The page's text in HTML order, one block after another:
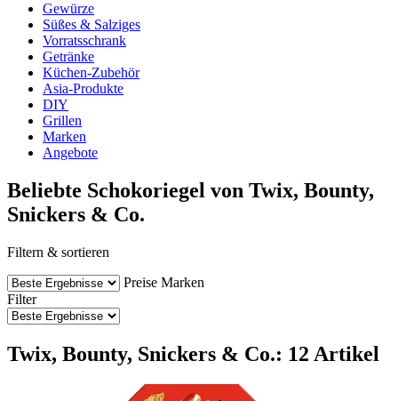
Gewürze
Süßes & Salziges
Vorratsschrank
Getränke
Küchen-Zubehör
Asia-Produkte
DIY
Grillen
Marken
Angebote
Beliebte Schokoriegel von Twix, Bounty,
Snickers & Co.
Filtern & sortieren
Preise Marken
Filter
Twix, Bounty, Snickers & Co.: 12 Artikel